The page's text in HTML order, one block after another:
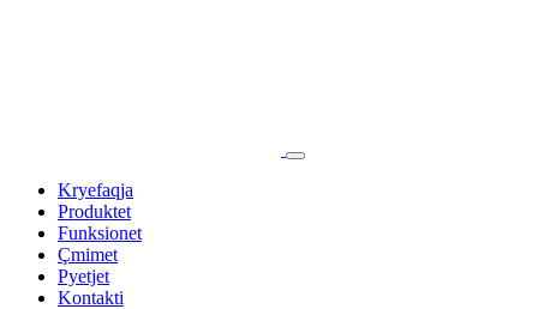
Kryefaqja
Produktet
Funksionet
Çmimet
Pyetjet
Kontakti